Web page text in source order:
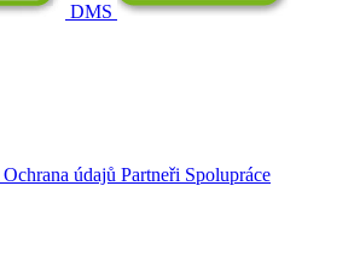
DMS
Ochrana údajů Partneři Spolupráce